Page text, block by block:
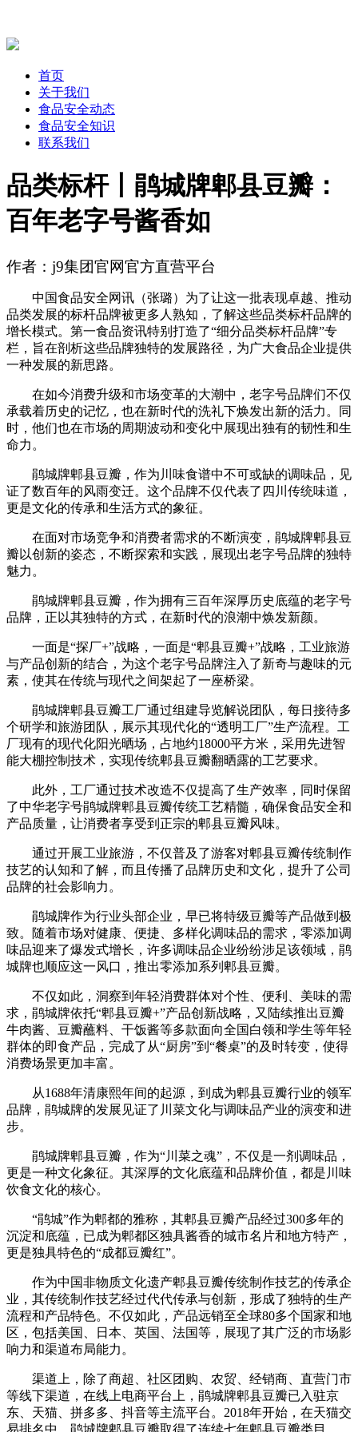
首页
关于我们
食品安全动态
食品安全知识
联系我们
品类标杆丨鹃城牌郫县豆瓣：
百年老字号酱香如
作者：j9集团官网官方直营平台
中国食品安全网讯（张璐）为了让这一批表现卓越、推动
品类发展的标杆品牌被更多人熟知，了解这些品类标杆品牌的
增长模式。第一食品资讯特别打造了“细分品类标杆品牌”专
栏，旨在剖析这些品牌独特的发展路径，为广大食品企业提供
一种发展的新思路。
在如今消费升级和市场变革的大潮中，老字号品牌们不仅
承载着历史的记忆，也在新时代的洗礼下焕发出新的活力。同
时，他们也在市场的周期波动和变化中展现出独有的韧性和生
命力。
鹃城牌郫县豆瓣，作为川味食谱中不可或缺的调味品，见
证了数百年的风雨变迁。这个品牌不仅代表了四川传统味道，
更是文化的传承和生活方式的象征。
在面对市场竞争和消费者需求的不断演变，鹃城牌郫县豆
瓣以创新的姿态，不断探索和实践，展现出老字号品牌的独特
魅力。
鹃城牌郫县豆瓣，作为拥有三百年深厚历史底蕴的老字号
品牌，正以其独特的方式，在新时代的浪潮中焕发新颜。
一面是“探厂+”战略，一面是“郫县豆瓣+”战略，工业旅游
与产品创新的结合，为这个老字号品牌注入了新奇与趣味的元
素，使其在传统与现代之间架起了一座桥梁。
鹃城牌郫县豆瓣工厂通过组建导览解说团队，每日接待多
个研学和旅游团队，展示其现代化的“透明工厂”生产流程。工
厂现有的现代化阳光晒场，占地约18000平方米，采用先进智
能大棚控制技术，实现传统郫县豆瓣翻晒露的工艺要求。
此外，工厂通过技术改造不仅提高了生产效率，同时保留
了中华老字号鹃城牌郫县豆瓣传统工艺精髓，确保食品安全和
产品质量，让消费者享受到正宗的郫县豆瓣风味。
通过开展工业旅游，不仅普及了游客对郫县豆瓣传统制作
技艺的认知和了解，而且传播了品牌历史和文化，提升了公司
品牌的社会影响力。
鹃城牌作为行业头部企业，早已将特级豆瓣等产品做到极
致。随着市场对健康、便捷、多样化调味品的需求，零添加调
味品迎来了爆发式增长，许多调味品企业纷纷涉足该领域，鹃
城牌也顺应这一风口，推出零添加系列郫县豆瓣。
不仅如此，洞察到年轻消费群体对个性、便利、美味的需
求，鹃城牌依托“郫县豆瓣+”产品创新战略，又陆续推出豆瓣
牛肉酱、豆瓣蘸料、干饭酱等多款面向全国白领和学生等年轻
群体的即食产品，完成了从“厨房”到“餐桌”的及时转变，使得
消费场景更加丰富。
从1688年清康熙年间的起源，到成为郫县豆瓣行业的领军
品牌，鹃城牌的发展见证了川菜文化与调味品产业的演变和进
步。
鹃城牌郫县豆瓣，作为“川菜之魂”，不仅是一剂调味品，
更是一种文化象征。其深厚的文化底蕴和品牌价值，都是川味
饮食文化的核心。
“鹃城”作为郫都的雅称，其郫县豆瓣产品经过300多年的
沉淀和底蕴，已成为郫都区独具酱香的城市名片和地方特产，
更是独具特色的“成都豆瓣红”。
作为中国非物质文化遗产郫县豆瓣传统制作技艺的传承企
业，其传统制作技艺经过代代传承与创新，形成了独特的生产
流程和产品特色。不仅如此，产品远销至全球80多个国家和地
区，包括美国、日本、英国、法国等，展现了其广泛的市场影
响力和渠道布局能力。
渠道上，除了商超、社区团购、农贸、经销商、直营门市
等线下渠道，在线上电商平台上，鹃城牌郫县豆瓣已入驻京
东、天猫、拼多多、抖音等主流平台。2018年开始，在天猫交
易排名中，鹃城牌郫县豆瓣取得了连续七年郫县豆瓣类目